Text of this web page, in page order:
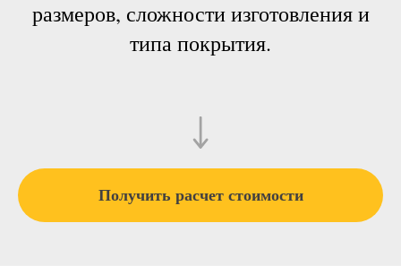
размеров, сложности изготовления и
типа покрытия.
Получить расчет стоимости